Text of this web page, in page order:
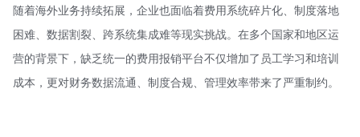
随着海外业务持续拓展，企业也面临着费用系统碎片化、制度落地
困难、数据割裂、跨系统集成难等现实挑战。在多个国家和地区运
营的背景下，缺乏统一的费用报销平台不仅增加了员工学习和培训
成本，更对财务数据流通、制度合规、管理效率带来了严重制约。